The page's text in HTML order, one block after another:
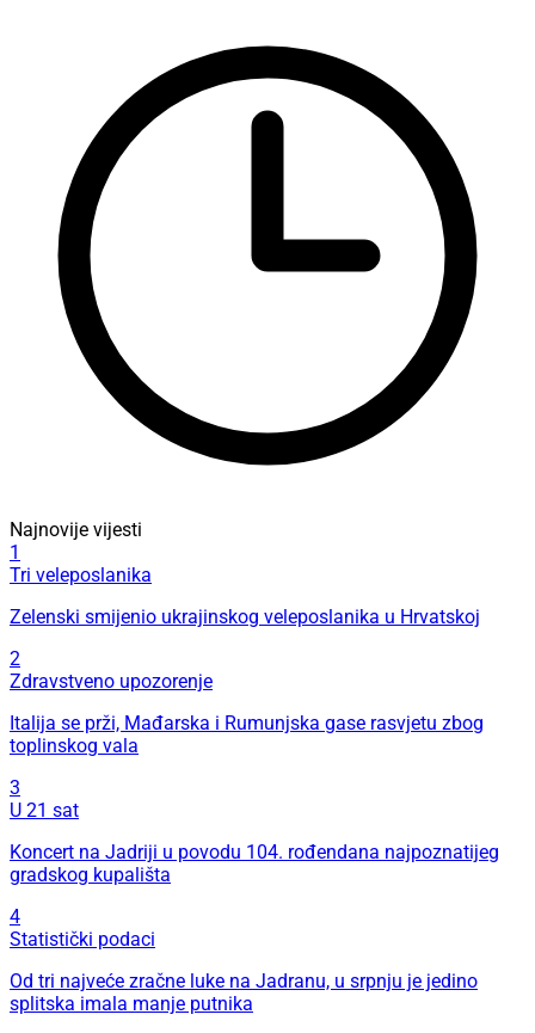
Najnovije vijesti
1
Tri veleposlanika
Zelenski smijenio ukrajinskog veleposlanika u Hrvatskoj
2
Zdravstveno upozorenje
Italija se prži, Mađarska i Rumunjska gase rasvjetu zbog
toplinskog vala
3
U 21 sat
Koncert na Jadriji u povodu 104. rođendana najpoznatijeg
gradskog kupališta
4
Statistički podaci
Od tri najveće zračne luke na Jadranu, u srpnju je jedino
splitska imala manje putnika